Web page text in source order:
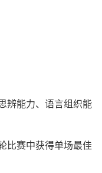
能力、语言组织能
赛中获得单场最佳